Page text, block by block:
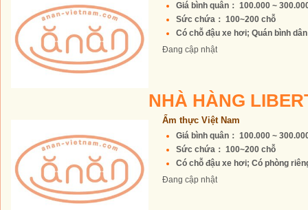
Giá bình quân： 100.000 ~
Sức chứa： 100~200 chỗ
Có chỗ đậu xe hơi; Quán bình
Đang cập nhật
NHÀ HÀNG
Ẩm thực Việt Nam
Giá bình quân： 100.000 ~
Sức chứa： 100~200 chỗ
Có chỗ đậu xe hơi; Có phòng
Đang cập nhật